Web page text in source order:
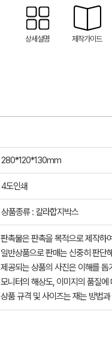
상세설명 제작가이드
280*120*130mm
4도인쇄
상품종류 : 칼라합지박스
판촉물은 판촉을 목적으로 제작하
일반상품으로 판매는 신중히 판단
제공되는 상품의 사진은 이해를
모니터의 해상도, 이미지의 품질
상품 규격 및 사이즈는 재는 방법